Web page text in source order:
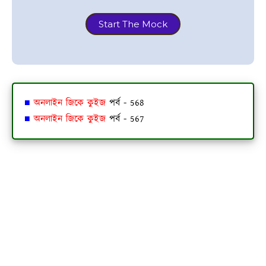
Start The Mock
■অনলাইন জিকে কুইজ পর্ব - 568
■অনলাইন জিকে কুইজপর্ব - 567